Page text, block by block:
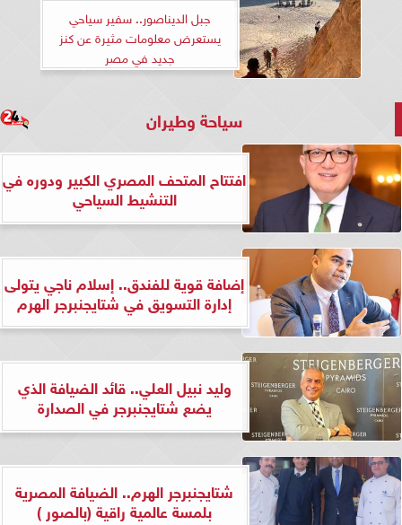
جبل الديناصور.. سفير سياحي
يستعرض معلومات مثيرة عن كنز
جديد في مصر
سياحة وطيران
افتتاح المتحف المصري الكبير ودوره في
التنشيط السياحي
إضافة قوية للفندق.. إسلام ناجي يتولى
إدارة التسويق في شتايجنبرجر الهرم
وليد نبيل العلي.. قائد الضيافة الذي
يضع شتايجنبرجر في الصدارة
شتايجنبرجر الهرم.. الضيافة المصرية
بلمسة عالمية راقية (بالصور )